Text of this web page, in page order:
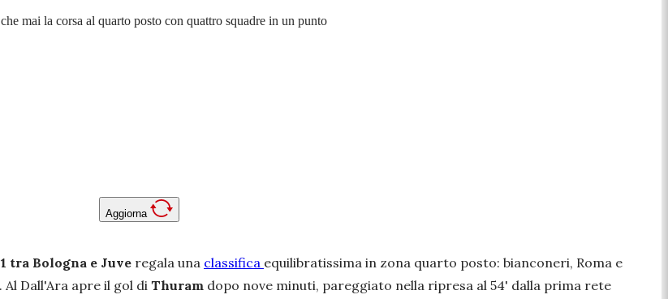
mai la corsa al quarto posto con quattro squadre in un punto
Aggiorna
tra Bologna e Juve regala una classifica equilibratissima in zona quarto posto: bianconeri, Roma e
Dall'Ara apre il gol di Thuram dopo nove minuti, pareggiato nella ripresa al 54' dalla prima rete